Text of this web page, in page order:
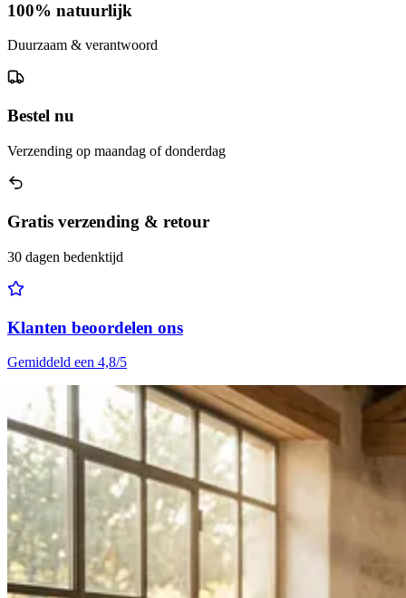
100% natuurlijk
Duurzaam & verantwoord
Bestel nu
Verzending op maandag of donderdag
Gratis verzending & retour
30 dagen bedenktijd
Klanten beoordelen ons
Gemiddeld een 4,8/5